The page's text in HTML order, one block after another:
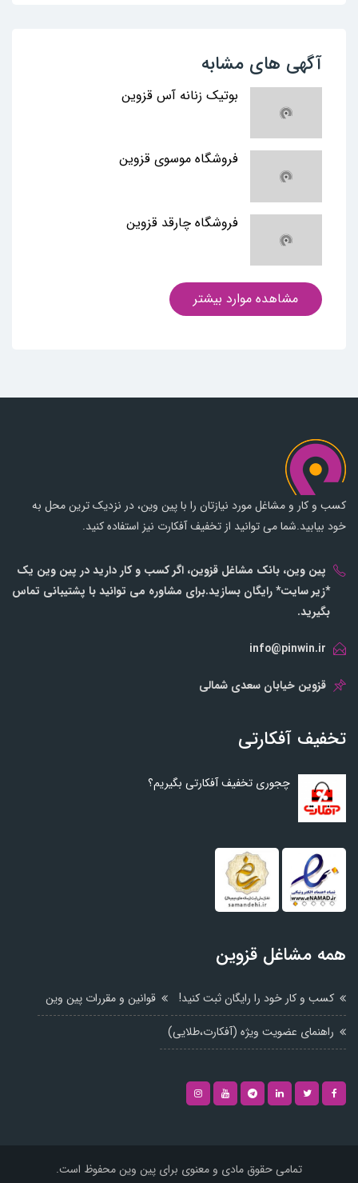
آگهی های مشابه
بوتیک زنانه آس قزوین
فروشگاه موسوی قزوین
فروشگاه چارقد قزوین
مشاهده موارد بیشتر
کسب و کار و مشاغل مورد نیازتان را با پین وین، در نزدیک ترین محل به
خود بیابید.شما می توانید از تخفیف آفکارت نیز استفاده کنید.
پین وین، بانک مشاغل قزوین، اگر کسب و کار دارید در پین وین یک
*زیر سایت* رایگان بسازید.برای مشاوره می توانید با پشتیبانی تماس
بگیرید.
info@pinwin.ir
قزوین خیابان سعدی شمالی
تخفیف آفکارتی
چجوری تخفیف آفکارتی بگیریم؟
همه مشاغل قزوین
کسب و کار خود را رایگان ثبت کنید!
قوانین و مقررات پین وین
راهنمای عضویت ویژه (آفکارت،طلایی)
تمامی حقوق مادی و معنوی برای پین وین محفوظ است.